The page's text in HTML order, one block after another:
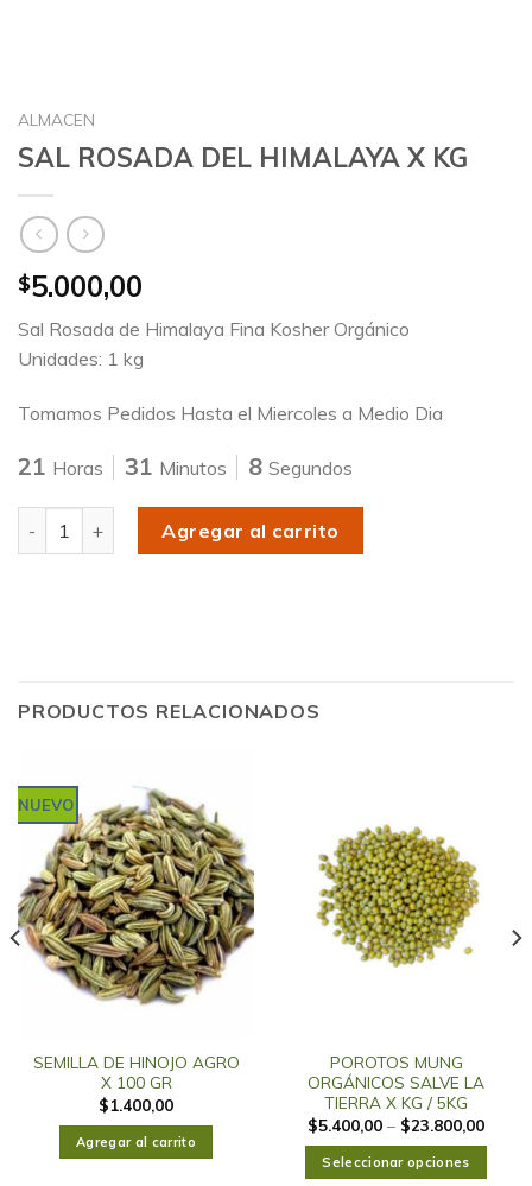
ALMACEN
SAL ROSADA DEL HIMALAYA X KG
$5.000,00
Sal Rosada de Himalaya Fina Kosher Orgánico
Unidades: 1 kg
Tomamos Pedidos Hasta el Miercoles a Medio Dia
21 Horas 31 Minutos 7 Segundos
Agregar al carrito
PRODUCTOS RELACIONADOS
NUEVO
SEMILLA DE HINOJO AGRO
X 100 GR
$1.400,00
Agregar al carrito
POROTOS MUNG
ORGÁNICOS SALVE LA
TIERRA X KG / 5KG
$5.400,00 – $23.800,00
Seleccionar opciones